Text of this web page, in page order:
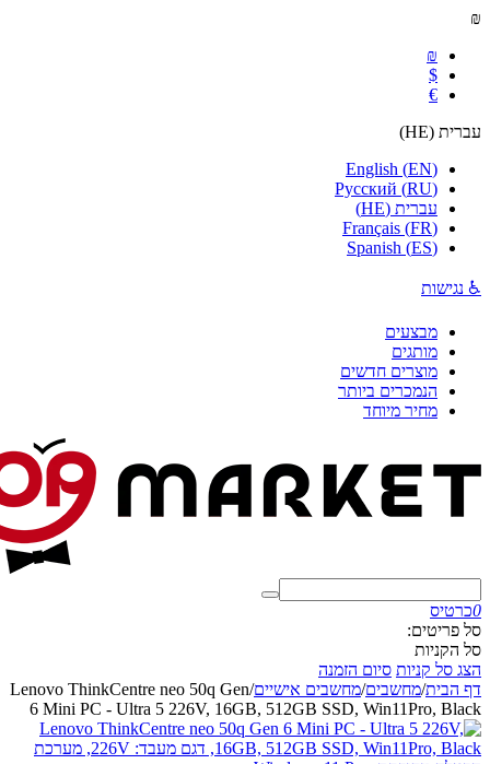
₪
₪
$
€
עברית (
HE
)
English (EN)
Русский (RU)
עברית (
HE
)
Français (FR)
Spanish (ES)
♿ נגישות
מבצעים
מותגים
מוצרים חדשים
הנמכרים ביותר
מחיר מיוחד
0כרטיס
סל פריטים:
סל הקניות
הצג סל קניות סיום הזמנה
דף הבית/מחשבים/מחשבים אישיים/
Lenovo ThinkCentre neo 50q Gen
6 Mini PC - Ultra 5 226V, 16GB, 512GB SSD, Win11Pro, Black